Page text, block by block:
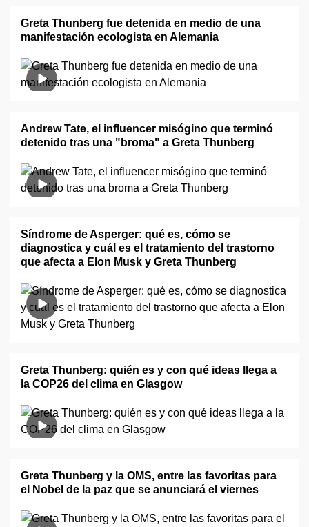
Greta Thunberg fue detenida en medio de una
manifestación ecologista en Alemania
Andrew Tate, el influencer misógino que terminó
detenido tras una "broma" a Greta Thunberg
Síndrome de Asperger: qué es, cómo se
diagnostica y cuál es el tratamiento del trastorno
que afecta a Elon Musk y Greta Thunberg
Greta Thunberg: quién es y con qué ideas llega a
la COP26 del clima en Glasgow
Greta Thunberg y la OMS, entre las favoritas para
el Nobel de la paz que se anunciará el viernes